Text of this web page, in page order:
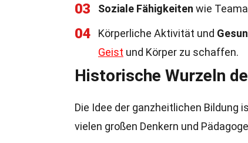
03 Soziale Fähigkeiten wie
04 Körperliche Aktivität und
Geist und Körper zu schaffen.
Historische Wurzeln
Die Idee der ganzheitlichen Bildung
vielen großen Denkern und